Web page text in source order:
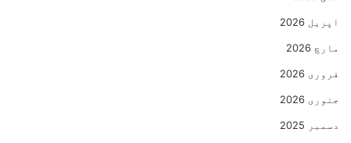
اپریل 2026
مارچ 2026
فروری 2026
جنوری 2026
دسمبر 2025